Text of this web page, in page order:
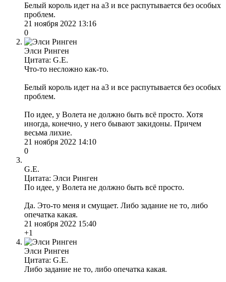
Белый король идет на а3 и все распутывается без особых
проблем.
21 ноября 2022 13:16
0
Элси Ринген
Цитата: G.E.
Что-то несложно как-то.
Белый король идет на а3 и все распутывается без особых
проблем.
По идее, у Волета не должно быть всё просто. Хотя
иногда, конечно, у него бывают закидоны. Причем
весьма лихие.
21 ноября 2022 14:10
0
G.E.
Цитата: Элси Ринген
По идее, у Волета не должно быть всё просто.
Да. Это-то меня и смущает. Либо задание не то, либо
опечатка какая.
21 ноября 2022 15:40
+1
Элси Ринген
Цитата: G.E.
Либо задание не то, либо опечатка какая.